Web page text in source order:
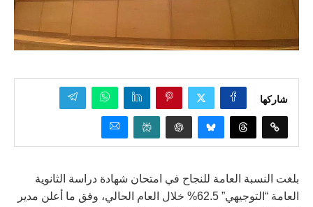
شاركها
بلغت النسبة العامة للنجاح في امتحان شهادة دراسة الثانوية
العامة “التوجيهي” 62.5% خلال العام الحالي، وفق ما أعلن مدير